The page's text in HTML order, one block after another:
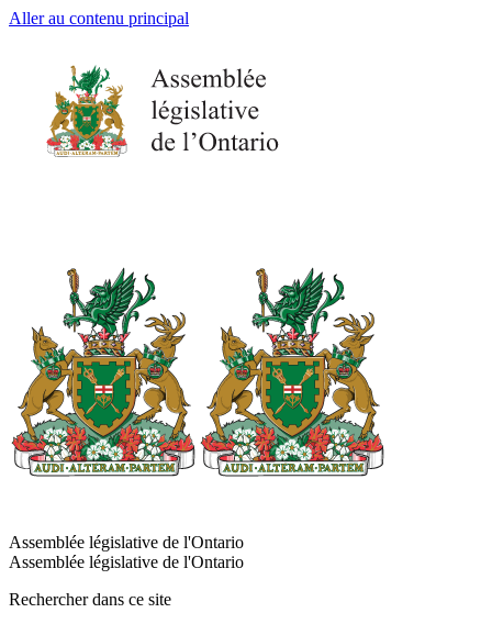
Aller au contenu principal
Assemblée législative de l'Ontario
Assemblée législative de l'Ontario
Rechercher dans ce site